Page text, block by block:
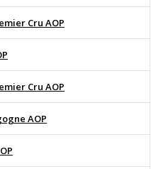
Cru AOP
Cru AOP
AOP